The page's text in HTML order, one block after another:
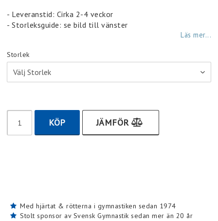
- Leveranstid: Cirka 2-4 veckor
- Storleksguide: se bild till vänster
Läs mer...
Storlek
KÖP JÄMFÖR
Med hjärtat & rötterna i gymnastiken sedan 1974
Stolt sponsor av Svensk Gymnastik sedan mer än 20 år